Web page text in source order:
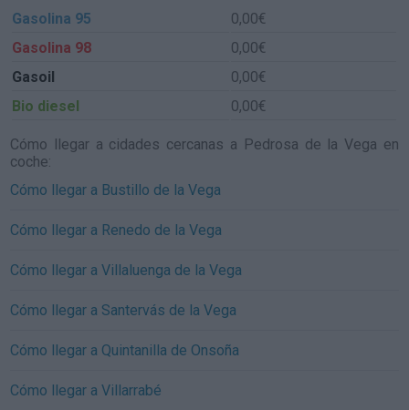
Gasolina 95
0,00€
Gasolina 98
0,00€
Gasoil
0,00€
Bio diesel
0,00€
Cómo llegar a cidades cercanas a Pedrosa de la Vega en
coche:
Cómo llegar a Bustillo de la Vega
Cómo llegar a Renedo de la Vega
Cómo llegar a Villaluenga de la Vega
Cómo llegar a Santervás de la Vega
Cómo llegar a Quintanilla de Onsoña
Cómo llegar a Villarrabé